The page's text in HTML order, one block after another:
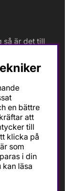
så är det till
cyklister
på
en bättre
att
till
klicka på
som
i din
kan läsa